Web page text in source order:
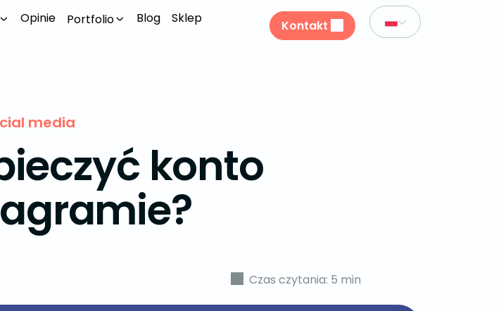
Opinie Portfolio Blog Sklep Kontakt
media
konto
Czas czytania: 5 min